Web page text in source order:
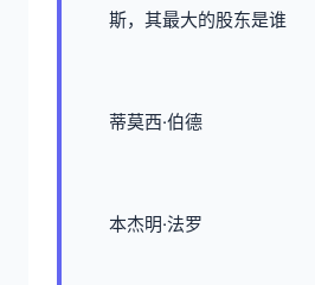
斯，其最大的股东是谁
蒂莫西·伯德
本杰明·法罗